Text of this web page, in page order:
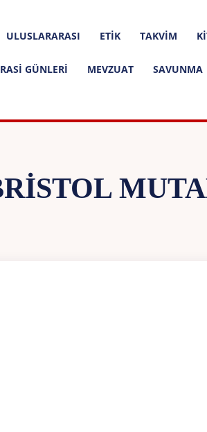
ULUSLARARASI ETIK TAKVIM
GÜNLERI MEVZUAT SAVUNMA